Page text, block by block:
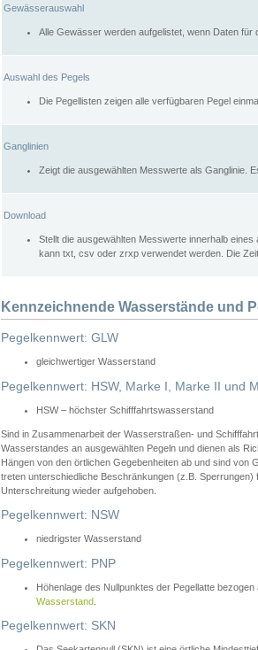
Gewässerauswahl
Alle Gewässer werden aufgelistet, wenn Daten für
Auswahl des Pegels
Die Pegellisten zeigen alle verfügbaren Pegel
Ganglinien
Zeigt die ausgewählten Messwerte als Ganglinie.
Download
Stellt die ausgewählten Messwerte innerhalb
kann txt, csv oder zrxp verwendet werden. Die
Kennzeichnende Wasserstände und
Pegelkennwert: GLW
gleichwertiger Wasserstand
Pegelkennwert: HSW, Marke I, Marke II und
HSW – höchster Schifffahrtswasserstand
Sind in Zusammenarbeit der Wasserstraßen- und
Wasserstandes an ausgewählten Pegeln und dienen als
Hängen von den örtlichen Gegebenheiten ab und sind
treten unterschiedliche Beschränkungen (z.B.
Unterschreitung wieder aufgehoben.
Pegelkennwert: NSW
niedrigster Wasserstand
Pegelkennwert: PNP
Höhenlage des Nullpunktes der Pegellatte
Wasserstand
Pegelkennwert: SKN